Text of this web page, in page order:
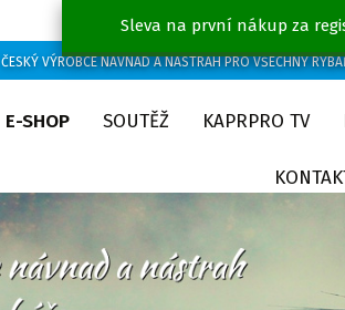
Sleva na první nákup za
ČESKÝ VÝROBCE NÁVNAD A NÁSTRAH PRO VŠECHNY
E-SHOP SOUTĚŽ KAPRPRO TV